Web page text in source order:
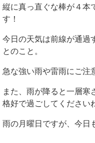
縦に真っ直ぐな棒が４本
す！
今日の天気は前線が通過
とのこと。
急な強い雨や雷雨にご注
また、雨が降ると一層
格好で過ごしてください
雨の月曜日ですが、今日